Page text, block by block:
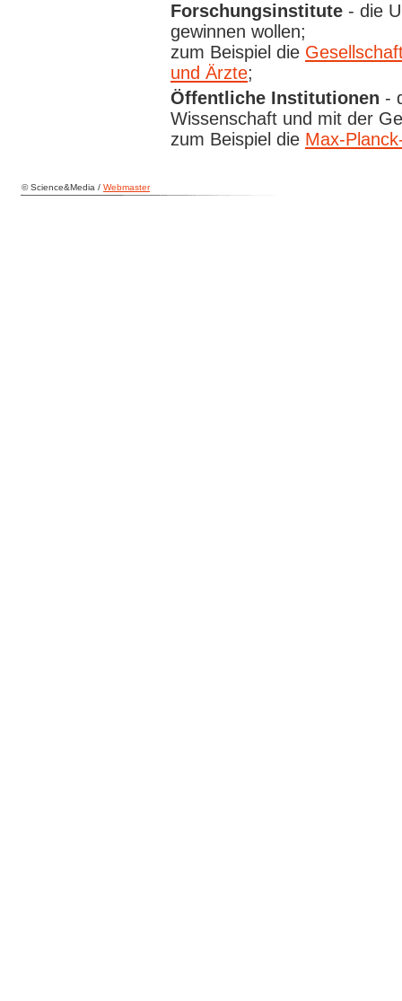
Forschungsinstitute - die
gewinnen wollen;
zum Beispiel die
und Ärzte;
Öffentliche Institutionen -
Wissenschaft und mit der
zum Beispiel die Max-
© Science&Media / Webmaster